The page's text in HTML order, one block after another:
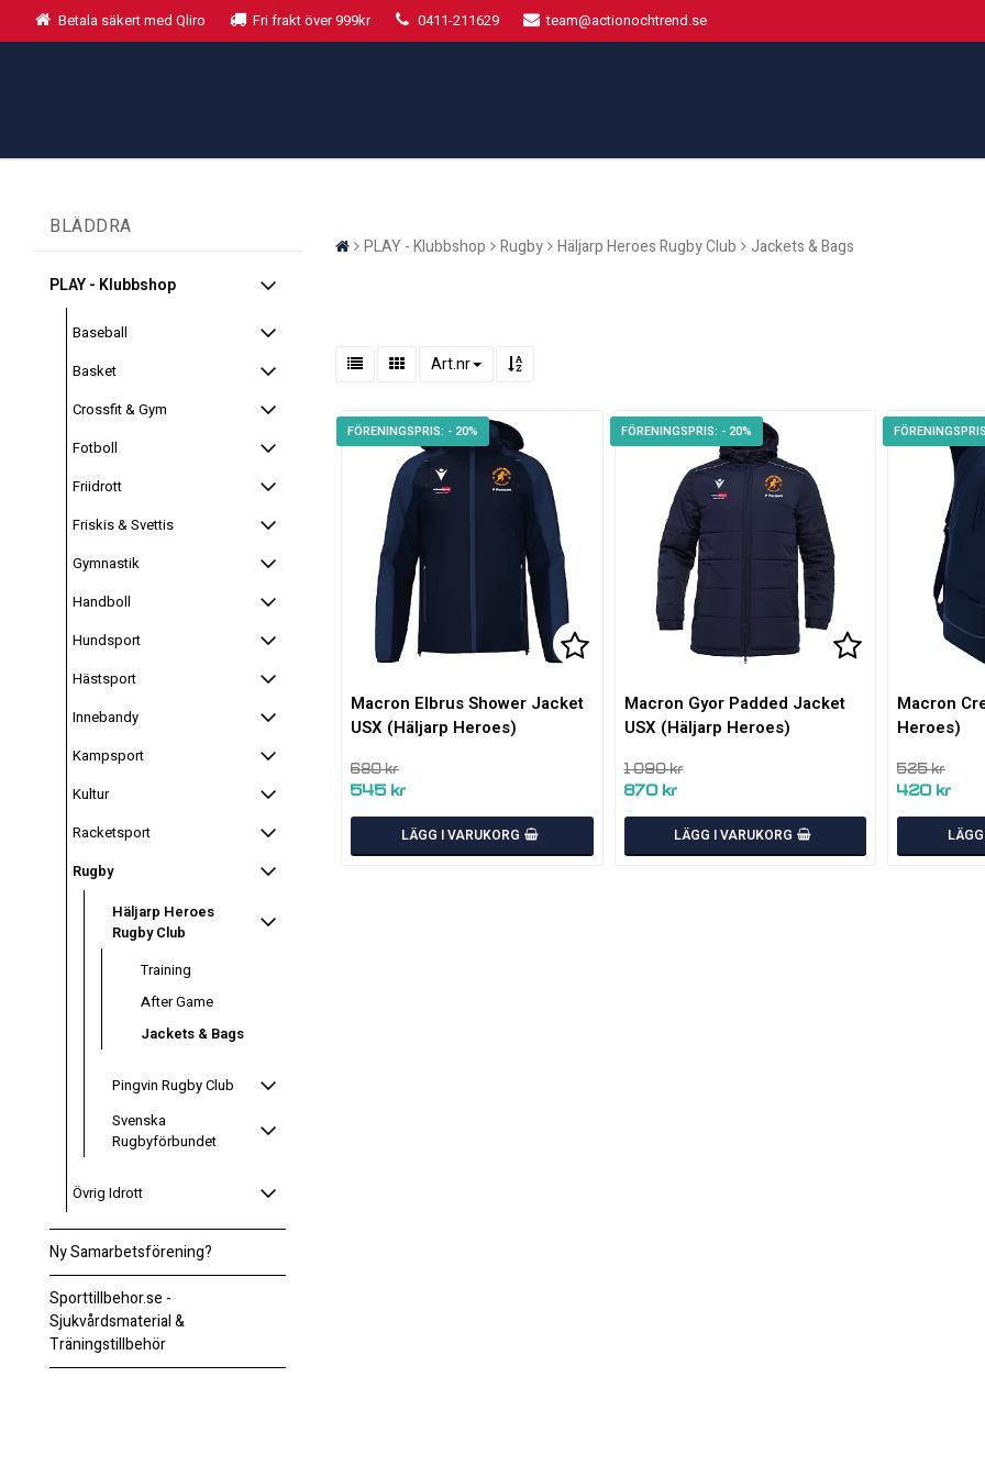
Betala säkert med Qliro Fri frakt över 999kr 0411-211629 team@actionochtrend.se
BLÄDDRA
PLAY - Klubbshop
Baseball
Basket
Crossfit & Gym
Fotboll
Friidrott
Friskis & Svettis
Gymnastik
Handboll
Hundsport
Hästsport
Innebandy
Kampsport
Kultur
Racketsport
Rugby
Häljarp Heroes
Rugby Club
Training
After Game
Jackets & Bags
Pingvin Rugby Club
Svenska
Rugbyförbundet
Övrig Idrott
Ny Samarbetsförening?
Sporttillbehor.se -
Sjukvårdsmaterial &
Träningstillbehör
PLAY - Klubbshop Rugby Häljarp Heroes Rugby Club Jackets & Bags
Art.nr
- 20%
Lägg till i favoritlistan
Macron Elbrus Shower Jacket
USX (Häljarp Heroes)
680 kr
545 kr
LÄGG I VARUKORG
- 20%
Lägg till i
Macron Gyor Padded Jacket
USX (Häljarp Heroes)
1 090 kr
870 kr
LÄGG I VARUKORG
Macron
Heroes)
525 kr
420 kr